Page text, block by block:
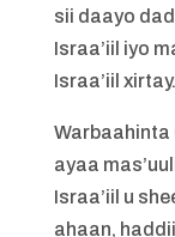
sii daayo
Israa’iil iyo
Israa’iil xirtay.
Warbaahinta
ayaa
Israa’iil u
ahaan,